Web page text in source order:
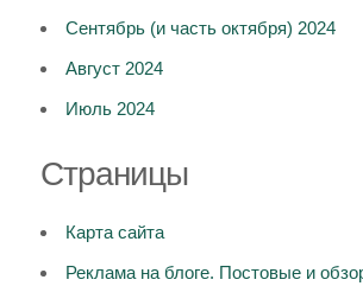
Сентябрь (и часть октября) 2024
Август 2024
Июль 2024
Страницы
Карта сайта
Реклама на блоге. Постовые и